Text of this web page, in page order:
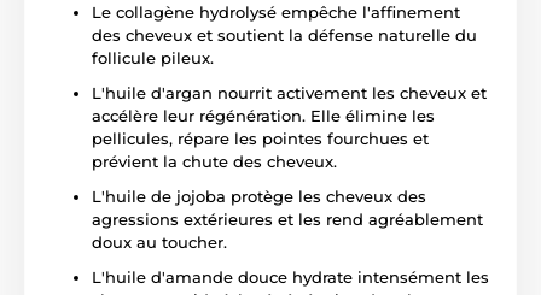
Le collagène hydrolysé empêche l'affinement
des cheveux et soutient la défense naturelle du
follicule pileux.
L'huile d'argan nourrit activement les cheveux et
accélère leur régénération. Elle élimine les
pellicules, répare les pointes fourchues et
prévient la chute des cheveux.
L'huile de jojoba protège les cheveux des
agressions extérieures et les rend agréablement
doux au toucher.
L'huile d'amande douce hydrate intensément les